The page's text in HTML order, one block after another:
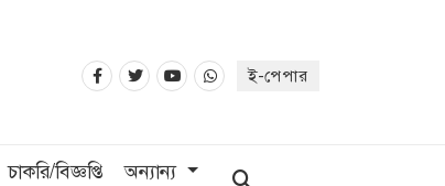
ই-পেপার
চাকরি/বিজ্ঞপ্তি অন্যান্য